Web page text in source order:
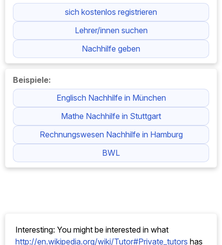
sich kostenlos registrieren
Lehrer/innen suchen
Nachhilfe geben
Beispiele:
Englisch Nachhilfe in München
Mathe Nachhilfe in Stuttgart
Rechnungswesen Nachhilfe in Hamburg
BWL
Interesting: You might be interested in what
http://en.wikipedia.org/wiki/Tutor#Private_tutors has